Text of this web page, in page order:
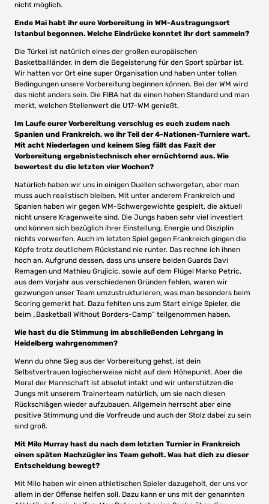
nicht möglich.
Ende Mai habt ihr eure Vorbereitung in WM-Austragungsort
Istanbul begonnen. Welche Eindrücke konntet ihr dort sammeln?
Die Türkei ist natürlich eines der großen europäischen
Basketballländer, in dem die Begeisterung für den Sport spürbar ist.
Wir hatten vor Ort eine super Organisation und haben unter tollen
Bedingungen unsere Vorbereitung beginnen können. Bei der WM wird
das nicht anders sein. Die FIBA hat da einen hohen Standard und man
merkt, welchen Stellenwert die U17-WM genießt.
Im Laufe eurer Vorbereitung verschlug es euch zudem nach
Spanien und Frankreich, wo ihr Teil der 4-Nationen-Turniere wart.
Mit acht Niederlagen und keinem Sieg fällt das Fazit der
Vorbereitung ergebnistechnisch eher ernüchternd aus. Wie
bewertest du die letzten vier Wochen?
Natürlich haben wir uns in einigen Duellen schwergetan, aber man
muss auch realistisch bleiben. Mit unter anderem Frankreich und
Spanien haben wir gegen WM-Schwergewichte gespielt, die aktuell
nicht unsere Kragenweite sind. Die Jungs haben sehr viel investiert
und können sich bezüglich ihrer Einstellung, Energie und Disziplin
nichts vorwerfen. Auch im letzten Spiel gegen Frankreich gingen die
Köpfe trotz deutlichem Rückstand nie runter. Das rechne ich ihnen
hoch an. Aufgrund dessen, dass uns unsere beiden Guards Davi
Remagen und Mathieu Grujicic, sowie auf dem Flügel Marko Petric,
aus dem Vorjahr aus verschiedenen Gründen fehlen, waren wir
gezwungen unser Team umzustrukturieren, was man besonders beim
Scoring gemerkt hat. Dazu fehlten uns zum Start einige Spieler, die
beim „Basketball Without Borders-Camp“ teilgenommen haben.
Wie hast du die Stimmung im abschließenden Lehrgang in
Heidelberg wahrgenommen?
Wenn du ohne Sieg aus der Vorbereitung gehst, ist dein
Selbstvertrauen logischerweise nicht auf dem Höhepunkt. Aber die
Moral der Mannschaft ist absolut intakt und wir unterstützen die
Jungs mit unserem Trainerteam natürlich, um sie nach diesen
Rückschlägen wieder aufzubauen. Allgemein herrscht aber eine
positive Stimmung und die Vorfreude und auch der Stolz dabei zu sein
sind groß.
Mit Milo Murray hast du nach dem letzten Turnier in Frankreich
einen späten Nachzügler ins Team geholt. Was hat dich zu dieser
Entscheidung bewegt?
Mit Milo haben wir einen athletischen Spieler dazugeholt, der uns vor
allem in der Offense helfen soll. Dazu kann er uns mit der genannten